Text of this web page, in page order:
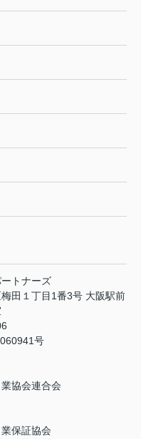
トナーズ
田１丁目1番3号 大阪駅前
号
協会連合会
保証協会